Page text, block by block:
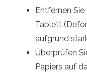
Entfernen
Tablett
aufgrund
Überprüfen
Papiers auf